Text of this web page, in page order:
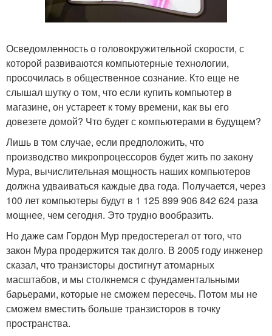
Осведомленность о головокружительной скорости, с
которой развиваются компьютерные технологии,
просочилась в общественное сознание. Кто еще не
слышал шутку о том, что если купить компьютер в
магазине, он устареет к тому времени, как вы его
довезете домой? Что будет с компьютерами в будущем?
Лишь в том случае, если предположить, что
производство микропроцессоров будет жить по закону
Мура, вычислительная мощность наших компьютеров
должна удваиваться каждые два года. Получается, через
100 лет компьютеры будут в 1 125 899 906 842 624 раза
мощнее, чем сегодня. Это трудно вообразить.
Но даже сам Гордон Мур предостерегал от того, что
закон Мура продержится так долго. В 2005 году инженер
сказал, что транзисторы достигнут атомарных
масштабов, и мы столкнемся с фундаментальными
барьерами, которые не сможем пересечь. Потом мы не
сможем вместить больше транзисторов в точку
пространства.